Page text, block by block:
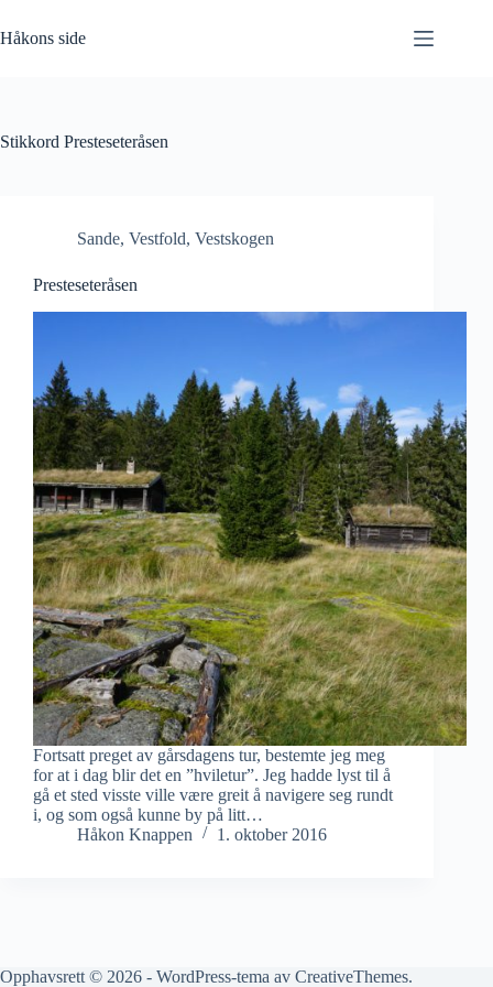
til
innholdet
Håkons side
Stikkord Presteseteråsen
Sande, Vestfold, Vestskogen
Presteseteråsen
Fortsatt preget av gårsdagens tur, bestemte jeg meg
for at i dag blir det en ”hviletur”. Jeg hadde lyst til å
gå et sted visste ville være greit å navigere seg rundt
i, og som også kunne by på litt…
Håkon Knappen
1. oktober 2016
Opphavsrett © 2026 - WordPress-tema av CreativeThemes.